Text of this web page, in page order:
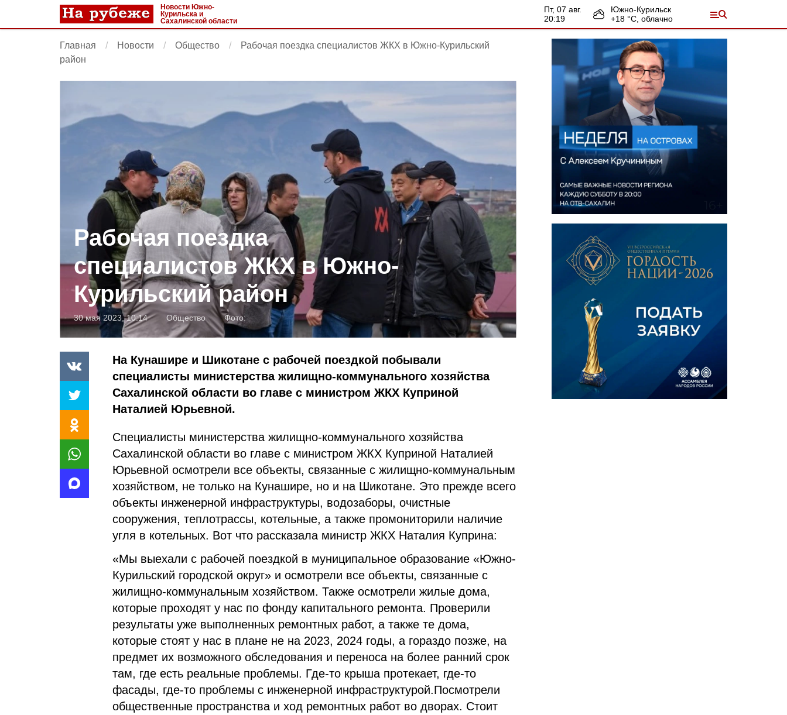
Новости Южно-
Курильска и
Сахалинской области
пт, 07 авг.
20:19
Южно-Курильск
+18 °С, облачно
Главная Новости Общество
Рабочая поездка специалистов ЖКХ в Южно-Курильский
район
Рабочая поездка
специалистов ЖКХ в Южно-
Курильский район
30 мая 2023, 10:14 Общество Фото:
На Кунашире и Шикотане с рабочей поездкой побывали
специалисты министерства жилищно-коммунального хозяйства
Сахалинской области во главе с министром ЖКХ Куприной
Наталией Юрьевной.
Специалисты министерства жилищно-коммунального хозяйства
Сахалинской области во главе с министром ЖКХ Куприной Наталией
Юрьевной осмотрели все объекты, связанные с жилищно-коммунальным
хозяйством, не только на Кунашире, но и на Шикотане. Это прежде всего
объекты инженерной инфраструктуры, водозаборы, очистные
сооружения, теплотрассы, котельные, а также промониторили наличие
угля в котельных. Вот что рассказала министр ЖКХ Наталия Куприна:
«Мы выехали с рабочей поездкой в муниципальное образование «Южно-
Курильский городской округ» и осмотрели все объекты, связанные с
жилищно-коммунальным хозяйством. Также осмотрели жилые дома,
которые проходят у нас по фонду капитального ремонта. Проверили
результаты уже выполненных ремонтных работ, а также те дома,
которые стоят у нас в плане не на 2023, 2024 годы, а гораздо позже, на
предмет их возможного обследования и переноса на более ранний срок
там, где есть реальные проблемы. Где-то крыша протекает, где-то
фасады, где-то проблемы с инженерной инфраструктурой.Посмотрели
общественные пространства и ход ремонтных работ во дворах. Стоит